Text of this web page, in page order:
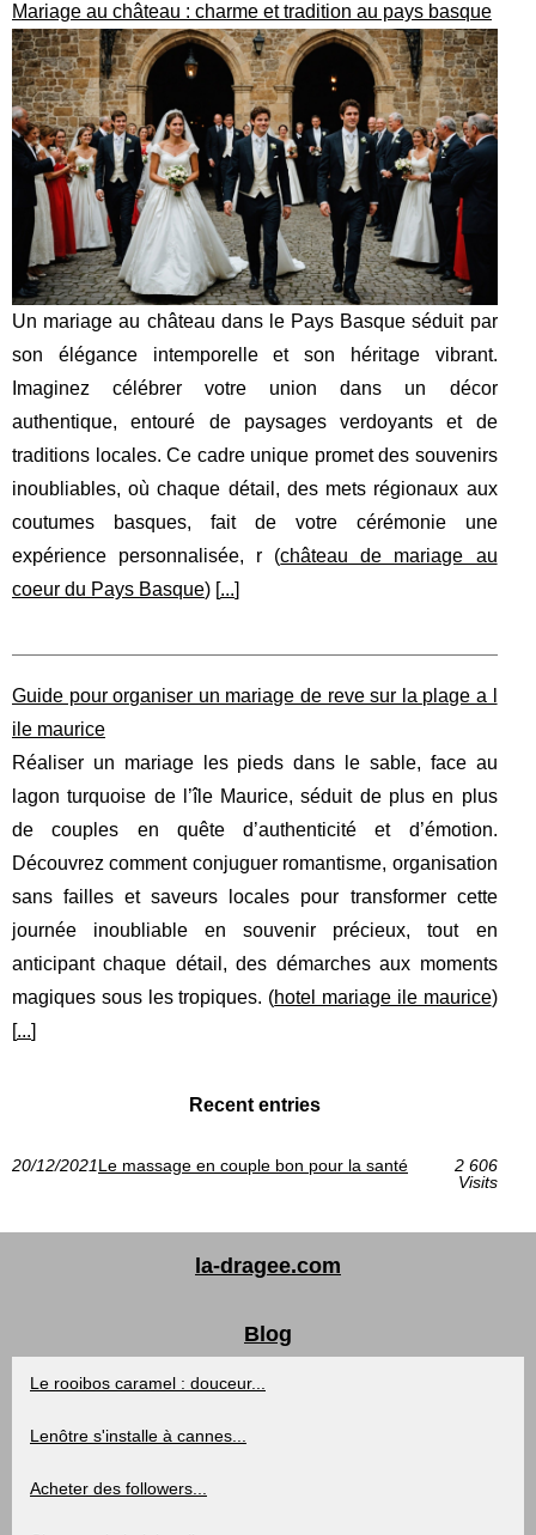
Mariage au château : charme et tradition au pays basque
Un mariage au château dans le Pays Basque séduit par
son élégance intemporelle et son héritage vibrant.
Imaginez célébrer votre union dans un décor
authentique, entouré de paysages verdoyants et de
traditions locales. Ce cadre unique promet des souvenirs
inoubliables, où chaque détail, des mets régionaux aux
coutumes basques, fait de votre cérémonie une
expérience personnalisée, r (château de mariage au
coeur du Pays Basque) [...]
Guide pour organiser un mariage de reve sur la plage a l
ile maurice
Réaliser un mariage les pieds dans le sable, face au
lagon turquoise de l’île Maurice, séduit de plus en plus
de couples en quête d’authenticité et d’émotion.
Découvrez comment conjuguer romantisme, organisation
sans failles et saveurs locales pour transformer cette
journée inoubliable en souvenir précieux, tout en
anticipant chaque détail, des démarches aux moments
magiques sous les tropiques. (hotel mariage ile maurice)
[...]
Recent entries
20/12/2021Le massage en couple bon pour la santé
2 606
Visits
la-dragee.com
Blog
Le rooibos caramel : douceur...
Lenôtre s'installe à cannes...
Acheter des followers...